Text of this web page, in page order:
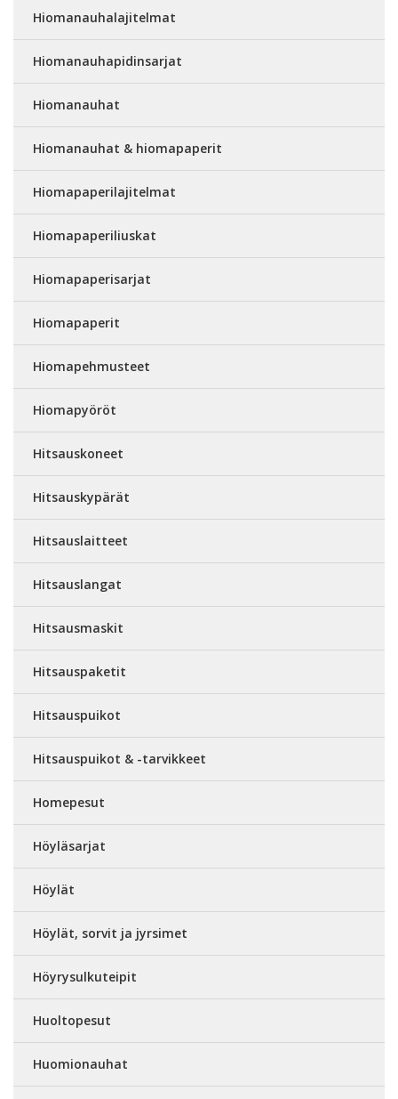
Hiomanauhalajitelmat
Hiomanauhapidinsarjat
Hiomanauhat
Hiomanauhat & hiomapaperit
Hiomapaperilajitelmat
Hiomapaperiliuskat
Hiomapaperisarjat
Hiomapaperit
Hiomapehmusteet
Hiomapyöröt
Hitsauskoneet
Hitsauskypärät
Hitsauslaitteet
Hitsauslangat
Hitsausmaskit
Hitsauspaketit
Hitsauspuikot
Hitsauspuikot & -tarvikkeet
Homepesut
Höyläsarjat
Höylät
Höylät, sorvit ja jyrsimet
Höyrysulkuteipit
Huoltopesut
Huomionauhat